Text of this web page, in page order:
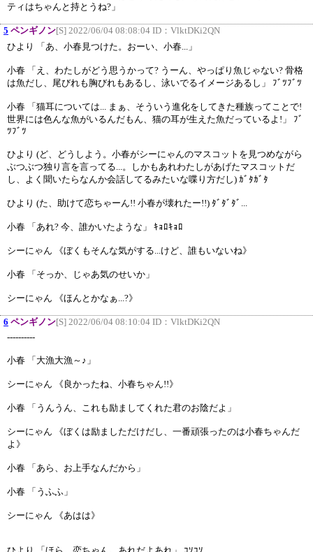
ティはちゃんと持とうね?」
5 ペンギノン[S] 2022/06/04 08:08:04 ID： VlktDKi2QN
ひより 「あ、小春見つけた。おーい、小春...」
小春 「え、わたしがどう思うかって? うーん、やっぱり魚じゃない? 骨格
は魚だし、尾びれも胸びれもあるし、泳いでるイメージあるし」 ﾌﾞﾂﾌﾞﾂ
小春 「猫耳については... まぁ、そういう進化をしてきた種族ってことで!
世界には色んな魚がいるんだもん、猫の耳が生えた魚だっているよ!」 ﾌﾞ
ﾂﾌﾞﾂ
ひより (ど、どうしよう。小春がシーにゃんのマスコットを見つめながら
ぶつぶつ独り言を言ってる...。しかもあれわたしがあげたマスコットだ
し、よく聞いたらなんか会話してるみたいな喋り方だし) ｶﾞﾀｶﾞﾀ
ひより (た、助けて恋ちゃーん!! 小春が壊れたー!!) ﾀﾞﾀﾞﾀﾞ...
小春 「あれ? 今、誰かいたような」 ｷｮﾛｷｮﾛ
シーにゃん 《ぼくもそんな気がする...けど、誰もいないね》
小春 「そっか、じゃあ気のせいか」
シーにゃん 《ほんとかなぁ...?》
6 ペンギノン[S] 2022/06/04 08:10:04 ID： VlktDKi2QN
----------
小春 「大漁大漁～♪」
シーにゃん 《良かったね、小春ちゃん!!》
小春 「うんうん、これも励ましてくれた君のお陰だよ」
シーにゃん 《ぼくは励ましただけだし、一番頑張ったのは小春ちゃんだ
よ》
小春 「あら、お上手なんだから」
小春 「うふふ」
シーにゃん 《あはは》